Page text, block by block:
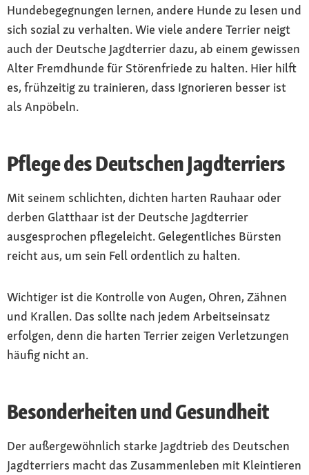
Hundebegegnungen lernen, andere Hunde zu lesen und
sich sozial zu verhalten. Wie viele andere Terrier neigt
auch der Deutsche Jagdterrier dazu, ab einem gewissen
Alter Fremdhunde für Störenfriede zu halten. Hier hilft
es, frühzeitig zu trainieren, dass Ignorieren besser ist
als Anpöbeln.
Pflege des Deutschen Jagdterriers
Mit seinem schlichten, dichten harten Rauhaar oder
derben Glatthaar ist der Deutsche Jagdterrier
ausgesprochen pflegeleicht. Gelegentliches Bürsten
reicht aus, um sein Fell ordentlich zu halten.
Wichtiger ist die Kontrolle von Augen, Ohren, Zähnen
und Krallen. Das sollte nach jedem Arbeitseinsatz
erfolgen, denn die harten Terrier zeigen Verletzungen
häufig nicht an.
Besonderheiten und Gesundheit
Der außergewöhnlich starke Jagdtrieb des Deutschen
Jagdterriers macht das Zusammenleben mit Kleintieren